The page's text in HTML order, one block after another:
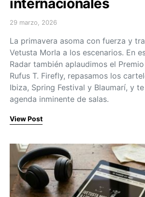
internacionales
Posted on
29 marzo, 2026
La primavera asoma con fuerza y
Vetusta Morla a los escenarios. En
Radar también aplaudimos el
Rufus T. Firefly, repasamos los
Ibiza, Spring Festival y Blaumarí, y
agenda inminente de salas.
View Post